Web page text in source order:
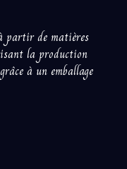
partir ​de matières
la production
à un emballage